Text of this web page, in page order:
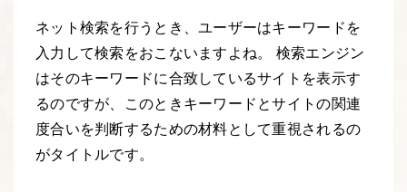
ネット検索を行うとき、ユーザーはキーワードを
入力して検索をおこないますよね。 検索エンジン
はそのキーワードに合致しているサイトを表示す
るのですが、このときキーワードとサイトの関連
度合いを判断するための材料として重視されるの
がタイトルです。